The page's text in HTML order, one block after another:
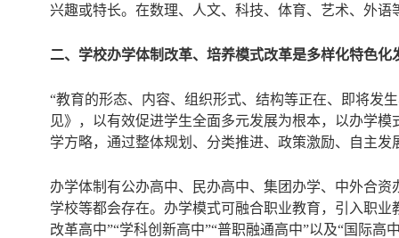
兴趣或特长。在数理、人文、科技、体育、艺术、外
二、学校办学体制改革、培养模式改革是多样化特色化
“教育的形态、内容、组织形式、结构等正在、即将发
见》，以有效促进学生全面多元发展为根本，以办学
学方略，通过整体规划、分类推进、政策激励、自主
办学体制有公办高中、民办高中、集团办学、中外合
学校等都会存在。办学模式可融合职业教育，引入职
改革高中”“学科创新高中”“普职融通高中”以及“国际